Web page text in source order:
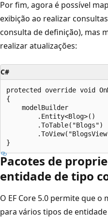
Por fim, agora é possível
exibição ao realizar
consulta de definição), mas
realizar atualizações:
C#
protected override void
{
    modelBuilder
        .Entity<Blog>()
        .ToTable("Blogs")
Pacotes de
entidade de tipo
O EF Core 5.0 permite que o
para vários tipos de